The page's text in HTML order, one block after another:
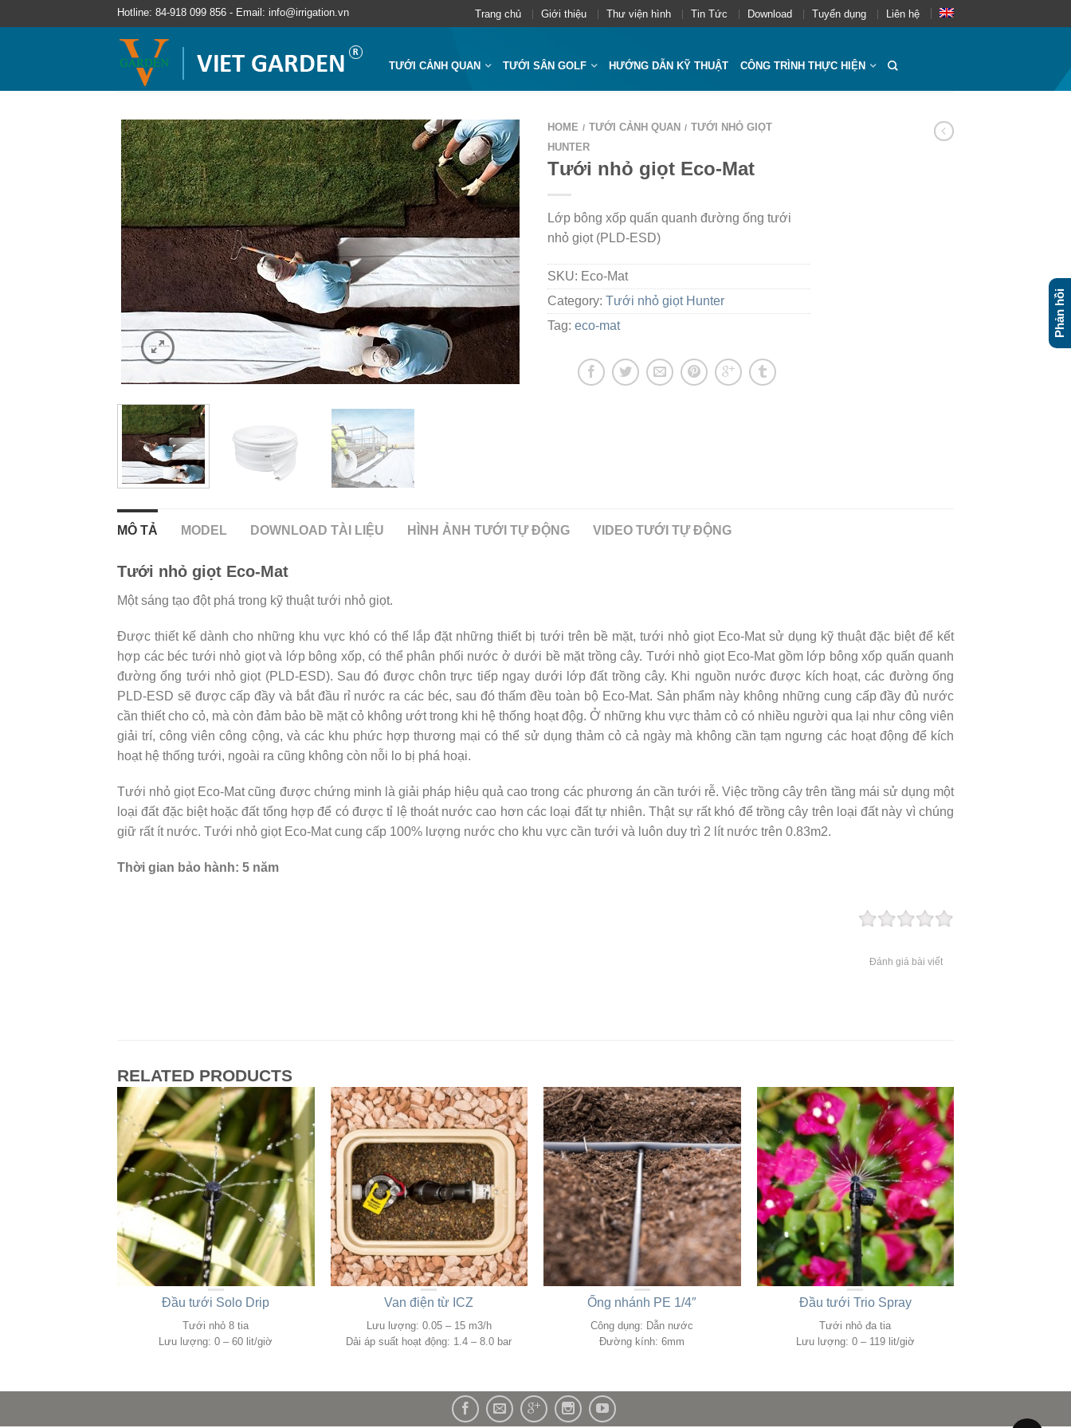
Hotline: 84-918 099 856 - Email: info@irrigation.vn Trang chủ Giới thiệu Thư viện hình Tin Tức Download Tuyển dụng Liên hệ
TƯỚI CẢNH QUAN TƯỚI SÂN GOLF HƯỚNG DẪN KỸ THUẬT CÔNG TRÌNH THỰC HIỆN
HOME / TƯỚI CẢNH QUAN / TƯỚI NHỎ GIỌT
HUNTER
Tưới nhỏ giọt Eco-Mat
Lớp bông xốp quấn quanh đường ống tưới
nhỏ giọt (PLD-ESD)
SKU: Eco-Mat
Category: Tưới nhỏ giọt Hunter
Tag: eco-mat
MÔ TẢ MODEL DOWNLOAD TÀI LIỆU HÌNH ẢNH TƯỚI TỰ ĐỘNG VIDEO TƯỚI TỰ ĐỘNG
Tưới nhỏ giọt Eco-Mat
Một sáng tạo đột phá trong kỹ thuật tưới nhỏ giọt.
Được thiết kế dành cho những khu vực khó có thể lắp đặt những thiết bị tưới trên bề mặt, tưới nhỏ giọt Eco-Mat sử dụng kỹ thuật đặc biệt để kết
hợp các béc tưới nhỏ giọt và lớp bông xốp, có thể phân phối nước ở dưới bề mặt trồng cây. Tưới nhỏ giọt Eco-Mat gồm lớp bông xốp quấn quanh
đường ống tưới nhỏ giọt (PLD-ESD). Sau đó được chôn trực tiếp ngay dưới lớp đất trồng cây. Khi nguồn nước được kích hoạt, các đường ống
PLD-ESD sẽ được cấp đầy và bắt đầu rỉ nước ra các béc, sau đó thấm đều toàn bộ Eco-Mat. Sản phẩm này không những cung cấp đầy đủ nước
cần thiết cho cỏ, mà còn đảm bảo bề mặt cỏ không ướt trong khi hệ thống hoạt độg. Ở những khu vực thảm cỏ có nhiều người qua lại như công viên
giải trí, công viên công cộng, và các khu phức hợp thương mại có thể sử dụng thảm cỏ cả ngày mà không cần tạm ngưng các hoạt động để kích
hoạt hệ thống tưới, ngoài ra cũng không còn nỗi lo bị phá hoại.
Tưới nhỏ giọt Eco-Mat cũng được chứng minh là giải pháp hiệu quả cao trong các phương án cần tưới rễ. Việc trồng cây trên tầng mái sử dụng một
loại đất đặc biệt hoặc đất tổng hợp để có được tỉ lệ thoát nước cao hơn các loại đất tự nhiên. Thật sự rất khó để trồng cây trên loại đất này vì chúng
giữ rất ít nước. Tưới nhỏ giọt Eco-Mat cung cấp 100% lượng nước cho khu vực cần tưới và luôn duy trì 2 lít nước trên 0.83m2.
Thời gian bảo hành: 5 năm
Đánh giá bài viết
RELATED PRODUCTS
Đầu tưới Solo Drip
Tưới nhỏ 8 tia
Lưu lượng: 0 – 60 lit/giờ
Van điện từ ICZ
Lưu lượng: 0.05 – 15 m3/h
Dải áp suất hoạt động: 1.4 – 8.0 bar
Ống nhánh PE 1/4″
Công dụng: Dẫn nước
Đường kính: 6mm
Đầu tưới Trio Spray
Tưới nhỏ đa tia
Lưu lượng: 0 – 119 lit/giờ
Phản hồi